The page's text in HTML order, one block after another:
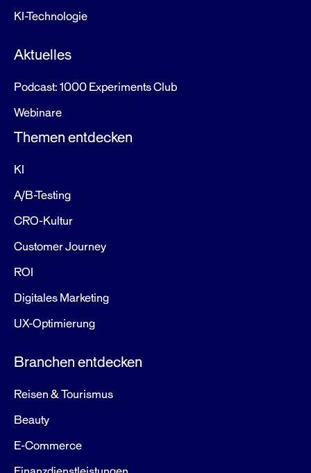
KI-Technologie
Aktuelles
Podcast: 1000 Experiments Club
Webinare
Themen entdecken
KI
A/B-Testing
CRO-Kultur
Customer Journey
ROI
Digitales Marketing
UX-Optimierung
Branchen entdecken
Reisen & Tourismus
Beauty
E-Commerce